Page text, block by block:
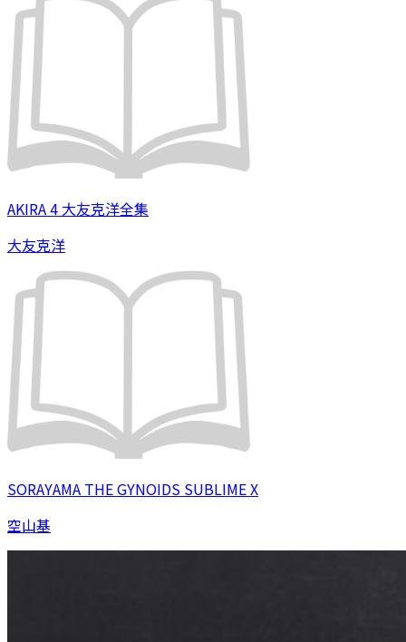
AKIRA 4 大友克洋全集
大友克洋
SORAYAMA THE GYNOIDS SUBLIME X
空山基